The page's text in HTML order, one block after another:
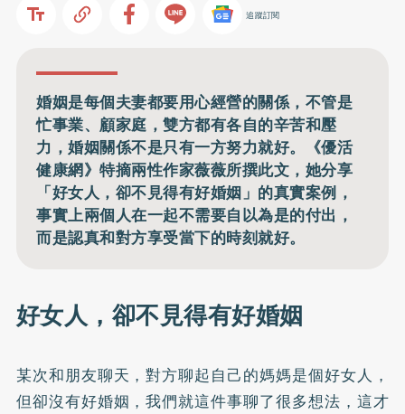
追蹤訂閱
婚姻是每個夫妻都要用心經營的關係，不管是
忙事業、顧家庭，雙方都有各自的辛苦和壓
力，婚姻關係不是只有一方努力就好。《優活
健康網》特摘兩性作家薇薇所撰此文，她分享
「好女人，卻不見得有好婚姻」的真實案例，
事實上兩個人在一起不需要自以為是的付出，
而是認真和對方享受當下的時刻就好。
好女人，卻不見得有好婚姻
某次和朋友聊天，對方聊起自己的媽媽是個好女人，
但卻沒有好婚姻，我們就這件事聊了很多想法，這才